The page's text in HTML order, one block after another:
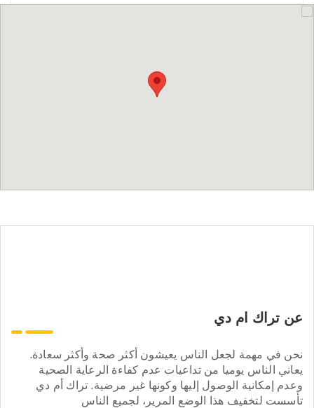
عن تراك ام دي
نحن في مهمة لجعل الناس يعيشون أكثر صحة وأكثر سعادة.
يعاني الناس يوميا من تداعيات عدم كفاءة الرعاية الصحية
وعدم إمكانية الوصول إليها وكونها غير مرضية. تراك أم دي
تأسست لتخفيف هذا الوضع المرير، لجميع الناس